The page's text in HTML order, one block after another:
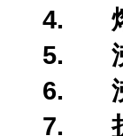
4.
5.
6.
7.